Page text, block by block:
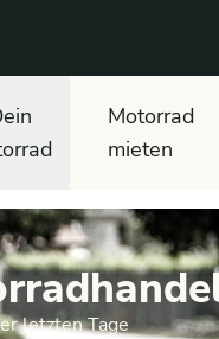
Motorrad
mieten
letzten Tage